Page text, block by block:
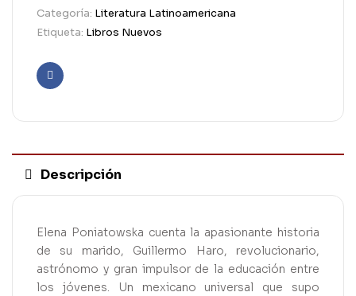
Categoría: Literatura Latinoamericana
Etiqueta: Libros Nuevos
Facebook
Descripción
Elena Poniatowska cuenta la apasionante historia
de su marido, Guillermo Haro, revolucionario,
astrónomo y gran impulsor de la educación entre
los jóvenes. Un mexicano universal que supo